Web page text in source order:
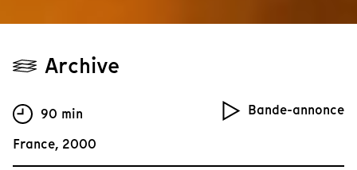
Archive
Bande-annonce
90 min
France, 2000